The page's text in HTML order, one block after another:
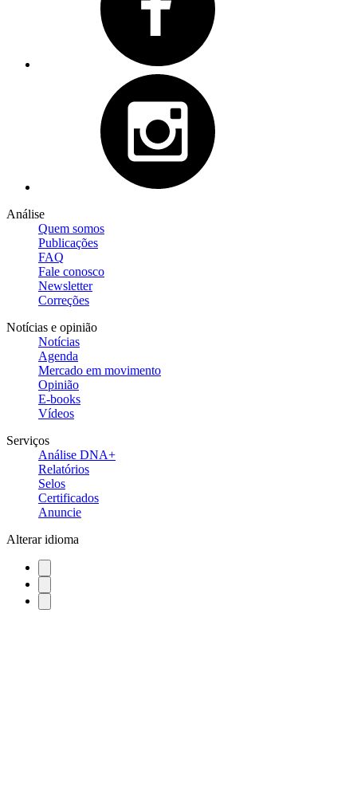
Análise
Quem somos
Publicações
FAQ
Fale conosco
Newsletter
Correções
Notícias e opinião
Notícias
Agenda
Mercado em movimento
Opinião
E-books
Vídeos
Serviços
Análise DNA+
Relatórios
Selos
Certificados
Anuncie
Alterar idioma